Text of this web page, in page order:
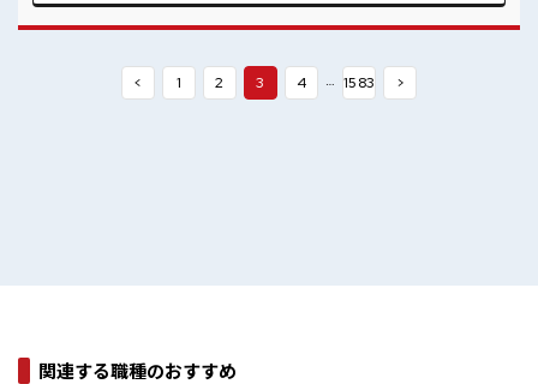
< 1 2 3 4 … 1583 >
関連する職種のおすすめ